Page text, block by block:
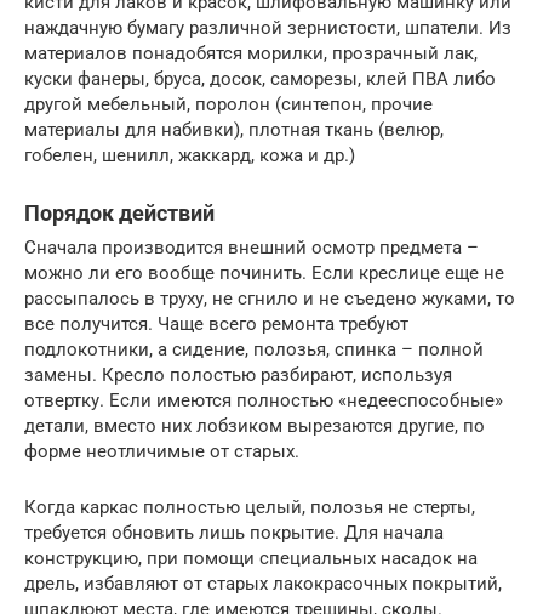
наждачную бумагу различной зернистости, шпатели. Из
материалов понадобятся морилки, прозрачный лак,
куски фанеры, бруса, досок, саморезы, клей ПВА либо
другой мебельный, поролон (синтепон, прочие
материалы для набивки), плотная ткань (велюр,
гобелен, шенилл, жаккард, кожа и др.)
Порядок действий
Сначала производится внешний осмотр предмета –
можно ли его вообще починить. Если креслице еще не
рассыпалось в труху, не сгнило и не съедено жуками, то
все получится. Чаще всего ремонта требуют
подлокотники, а сидение, полозья, спинка – полной
замены. Кресло полостью разбирают, используя
отвертку. Если имеются полностью «недееспособные»
детали, вместо них лобзиком вырезаются другие, по
форме неотличимые от старых.
Когда каркас полностью целый, полозья не стерты,
требуется обновить лишь покрытие. Для начала
конструкцию, при помощи специальных насадок на
дрель, избавляют от старых лакокрасочных покрытий,
шпаклюют места, где имеются трещины, сколы.